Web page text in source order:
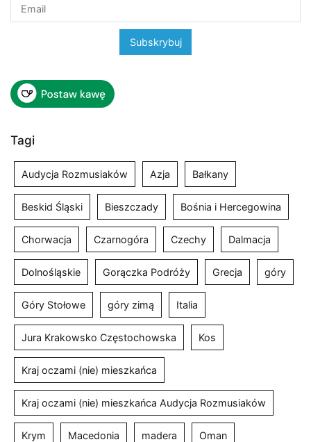
Tagi
Audycja Rozmusiaków Azja Bałkany
Beskid Śląski Bieszczady Bośnia i Hercegowina
Chorwacja Czarnogóra Czechy Dalmacja
Dolnośląskie Gorączka Podróży Grecja góry
Góry Stołowe góry zimą Italia
Jura Krakowsko Częstochowska Kos
Kraj oczami (nie) mieszkańca
Kraj oczami (nie) mieszkańca Audycja Rozmusiaków
Krym Macedonia madera Oman